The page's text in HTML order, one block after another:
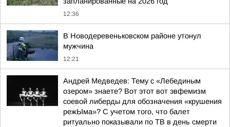
12:36
В Новодеревеньковском районе утонул
мужчина
12:21
Андрей Медведев: Тему с «Лебединым
озером» знаете? Вот этот вот эвфемизм
соевой либерды для обозначения «крушения
режЫма»? С учетом того, что балет
ритуально показывали по ТВ в день смерти